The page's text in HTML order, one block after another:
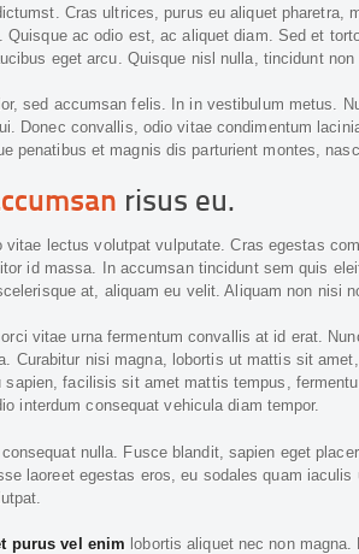
Cras ultrices, purus eu aliquet
Quisque ac odio est, ac aliquet diam. Sed et
eget arcu. Quisque nisl nulla, tincidunt
sed accumsan felis. In in vestibulum metus.
Donec convallis, odio vitae condimentum
penatibus et magnis dis parturient montes,
risus eu.
vitae lectus volutpat vulputate. Cras egestas
id massa. In accumsan tincidunt sem quis
at, aliquam eu velit. Aliquam non nisi
vitae urna fermentum convallis at id erat.
Curabitur nisi magna, lobortis ut mattis sit
sapien, facilisis sit amet mattis tempus,
interdum consequat vehicula diam tempor.
nulla. Fusce blandit, sapien eget
laoreet egestas eros, eu sodales quam
purus vel enim lobortis aliquet nec non